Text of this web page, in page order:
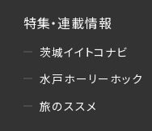
特集・連載情報
茨城イイトコナビ
水戸ホーリーホック
旅のススメ